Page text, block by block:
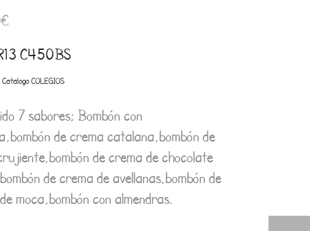
C450BS
Catalogo COLEGIOS
7 sabores; Bombón con
de crema catalana,bombón de
de crema de chocolate
de crema de avellanas,bombón de
moca,bombón con almendras.